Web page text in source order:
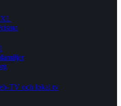
XL
TV och lokal tv